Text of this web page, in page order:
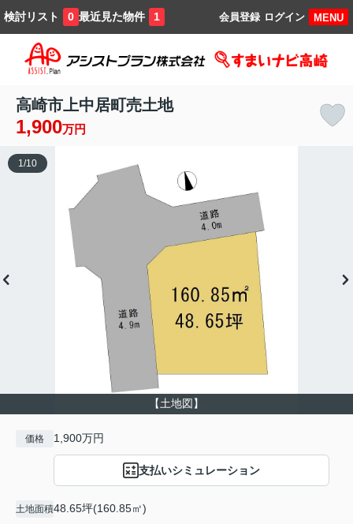
検討リスト 0 最近見た物件 1 MENU
ログイン
会員登録
高崎市上中居町売土地
1,900万円
【土地図】
1 /10
価格 1,900万円
支払いシミュレーション
土地面積48.65坪(160.85㎡)